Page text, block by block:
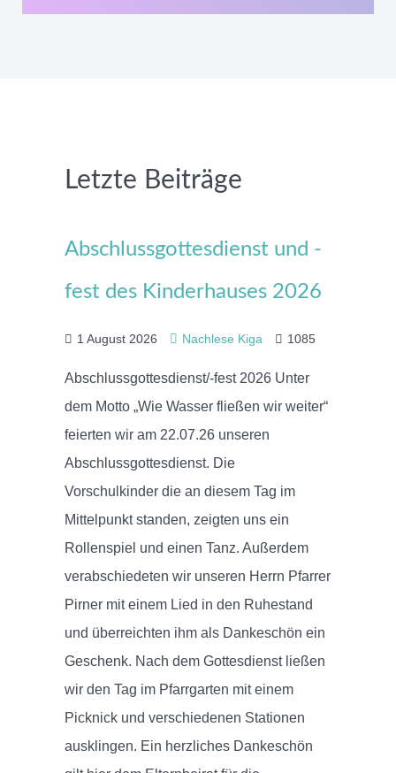
Letzte Beiträge
Abschlussgottesdienst und -
fest des Kinderhauses 2026
1 August 2026 Nachlese Kiga 1085
Abschlussgottesdienst/-fest 2026 Unter
dem Motto „Wie Wasser fließen wir weiter“
feierten wir am 22.07.26 unseren
Abschlussgottesdienst. Die
Vorschulkinder die an diesem Tag im
Mittelpunkt standen, zeigten uns ein
Rollenspiel und einen Tanz. Außerdem
verabschiedeten wir unseren Herrn Pfarrer
Pirner mit einem Lied in den Ruhestand
und überreichten ihm als Dankeschön ein
Geschenk. Nach dem Gottesdienst ließen
wir den Tag im Pfarrgarten mit einem
Picknick und verschiedenen Stationen
ausklingen. Ein herzliches Dankeschön